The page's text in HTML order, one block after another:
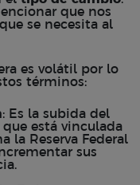
que nos
que se necesita al
es volátil por lo
términos:
: Es la subida del
está vinculada
la Reserva Federal
sus